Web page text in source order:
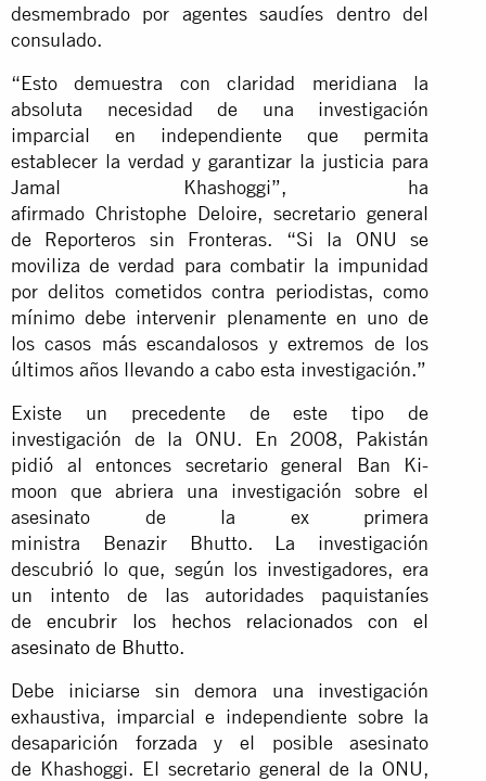
desmembrado por agentes saudíes dentro del
consulado.
“Esto demuestra con claridad meridiana la
absoluta necesidad de una investigación
imparcial en independiente que permita
establecer la verdad y garantizar la justicia para
Jamal Khashoggi”, ha
afirmado Christophe Deloire, secretario general
de Reporteros sin Fronteras. “Si la ONU se
moviliza de verdad para combatir la impunidad
por delitos cometidos contra periodistas, como
mínimo debe intervenir plenamente en uno de
los casos más escandalosos y extremos de los
últimos años llevando a cabo esta investigación.”
Existe un precedente de este tipo de
investigación de la ONU. En 2008, Pakistán
pidió al entonces secretario general Ban Ki-
moon que abriera una investigación sobre el
asesinato de la ex primera
ministra Benazir Bhutto. La investigación
descubrió lo que, según los investigadores, era
un intento de las autoridades paquistaníes
deencubrir los hechos relacionados con el
asesinato de Bhutto.
Debe iniciarse sin demora una investigación
exhaustiva, imparcial e independiente sobre la
desaparición forzada y el posible asesinato
de Khashoggi. El secretario general de la ONU,